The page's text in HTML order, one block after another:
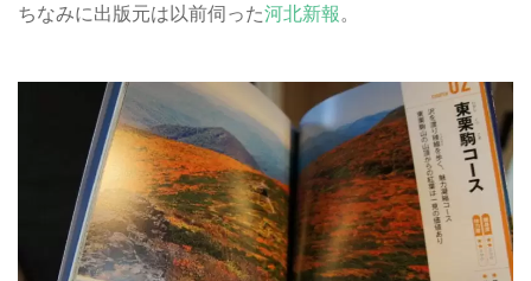
ちなみに出版元は以前伺った河北新報 。